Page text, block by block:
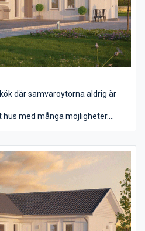
där samvaroytorna aldrig är
med många möjligheter.
energi till hela familjen, en plats
har ni ett stort helglasat
vindskyddade uteplatsen.Köket
form med tillhörande
och yteffektivt.
med eget badrum och walk-in